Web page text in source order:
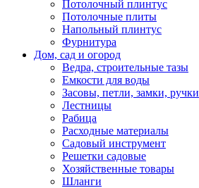
Потолочный плинтус
Потолочные плиты
Напольный плинтус
Фурнитура
Дом, сад и огород
Ведра, строительные тазы
Емкости для воды
Засовы, петли, замки, ручки
Лестницы
Рабица
Расходные материалы
Садовый инструмент
Решетки садовые
Хозяйственные товары
Шланги